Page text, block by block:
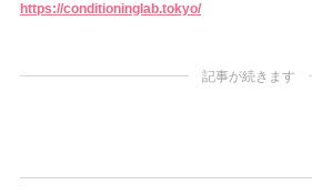
https://conditioninglab.tokyo/
記事が続きます